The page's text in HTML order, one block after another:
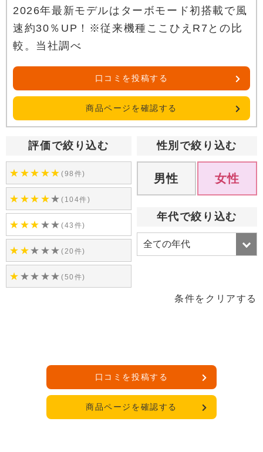
2026年最新モデルはターボモード初搭載で風
速約30％UP！※従来機種ここひえR7との比
較。当社調べ
口コミを投稿する
商品ページを確認する
評価で絞り込む
★ ★★ ★★(98件)
★ ★★ ★★(104件)
★ ★★ ★★(43件)
★ ★★ ★★(20件)
★ ★★ ★★(50件)
性別で絞り込む
男性 女性
年代で絞り込む
条件をクリアする
口コミを投稿する
商品ページを確認する